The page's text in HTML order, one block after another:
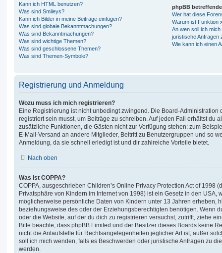
Kann ich HTML benutzen?
Was sind Smileys?
Kann ich Bilder in meine Beiträge einfügen?
Was sind globale Bekanntmachungen?
Was sind Bekanntmachungen?
Was sind wichtige Themen?
Was sind geschlossene Themen?
Was sind Themen-Symbole?
phpBB
Wer hat diese
Warum ist Funktion
An wen soll ich
juristische Anfragen
Wie kann ich einen
Registrierung und Anmeldung
Wozu muss ich mich registrieren?
Eine Registrierung ist nicht unbedingt zwingend. Die Board-Administration
registriert sein musst, um Beiträge zu schreiben. Auf jeden Fall erhältst du
zusätzliche Funktionen, die Gästen nicht zur Verfügung stehen: zum
E-Mail-Versand an andere Mitglieder, Beitritt zu Benutzergruppen und so
Anmeldung, da sie schnell erledigt ist und dir zahlreiche Vorteile bietet.
Nach oben
Was ist COPPA?
COPPA, ausgeschrieben Children’s Online Privacy Protection Act of 1998
Privatsphäre von Kindern im Internet von 1998) ist ein Gesetz in den USA,
möglicherweise persönliche Daten von Kindern unter 13 Jahren erheben,
beziehungsweise des oder der Erziehungsberechtigten benötigen. Wenn
oder die Website, auf der du dich zu registrieren versuchst, zutrifft, ziehe
Bitte beachte, dass phpBB Limited und der Besitzer dieses Boards keine
nicht die Anlaufstelle für Rechtsangelegenheiten jeglicher Art ist; außer
soll ich mich wenden, falls es Beschwerden oder juristische Anfragen zu
werden.